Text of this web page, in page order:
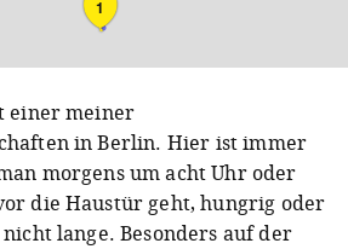
1
einer meiner
in Berlin. Hier ist immer
morgens um acht Uhr oder
die Haustür geht, hungrig oder
lange. Besonders auf der